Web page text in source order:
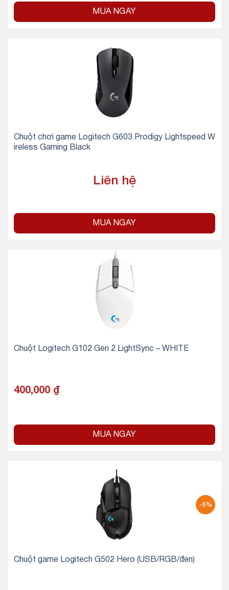
MUA NGAY
Chuột chơi game Logitech G603 Prodigy Lightspeed W
ireless Gaming Black
Liên hệ
MUA NGAY
Chuột Logitech G102 Gen 2 LightSync – WHITE
400,000 ₫
MUA NGAY
-5%
Chuột game Logitech G502 Hero (USB/RGB/đen)